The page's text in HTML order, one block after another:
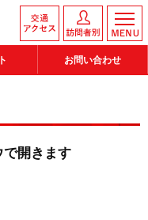
お問い合わせ
で開きます